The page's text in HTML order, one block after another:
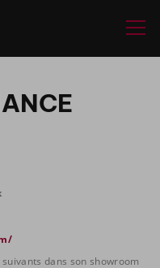
dans son showroom